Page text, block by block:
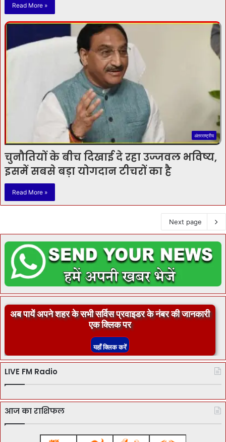
Read More »
अंतरराष्ट्रीय
चुनौतियों के बीच दिखाई दे रहा उज्‍जवल भविष्‍य,
इसमें सबसे बड़ा योगदान टीचरों का है
Read More »
Next page
अब पायें अपने शहर के सभी सर्विस प्रवाइडर के नंबर की जानकारी
एक क्लिक पर
LIVE FM Radio
आज का राशिफल